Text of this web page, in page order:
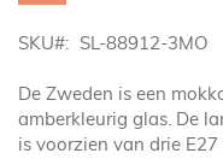
begin
de
afbeeldingen-
gallerij
SKU SL-88912-3MO
De Zweden is een
amberkleurig glas. De
is voorzien van drie